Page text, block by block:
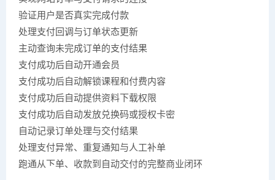
验证用户是否真实完成付款
处理支付回调与订单状态更新
主动查询未完成订单的支付结果
支付成功后自动开通会员
支付成功后自动解锁课程和付费内容
支付成功后自动提供资料下载权限
支付成功后自动发放兑换码或授权卡密
自动记录订单处理与交付结果
处理支付异常、重复通知与人工补单
跑通从下单、收款到自动交付的完整商业闭环